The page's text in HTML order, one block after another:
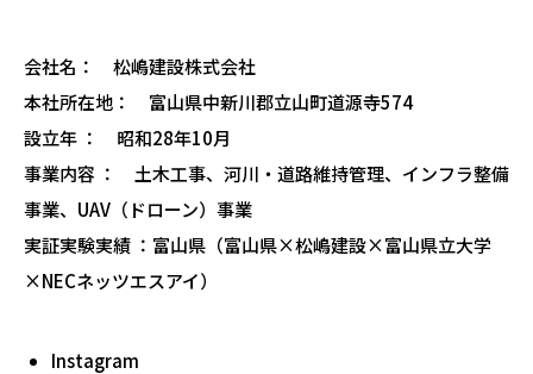
会社名： 松嶋建設株式会社
本社所在地： 富山県中新川郡立山町道源寺574
設立年 ： 昭和28年10月
事業内容 ： 土木工事、河川・道路維持管理、インフラ整備
事業、 UAV（ドローン）事業
実証実験実績 ： 富山県（富山県×松嶋建設×富山県立大学
×NECネッツエスアイ）
Instagram